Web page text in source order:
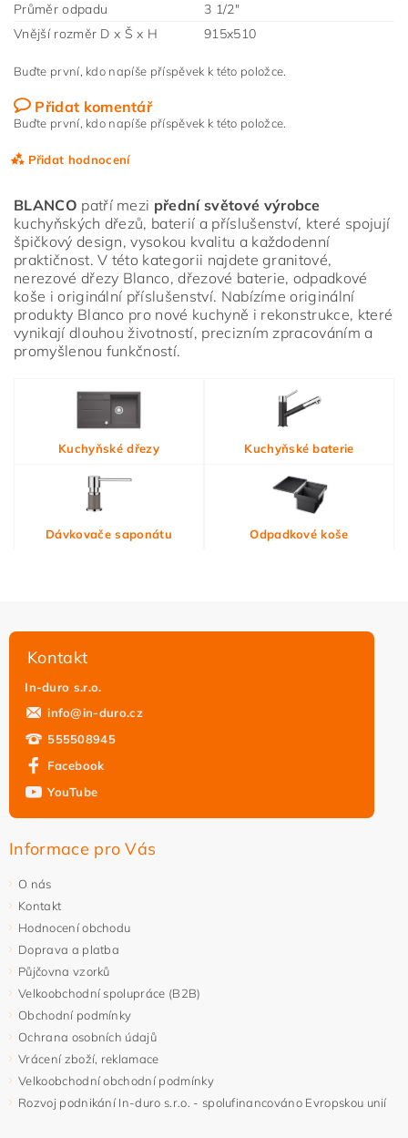
Průměr odpadu
3 1/2"
Vnější rozměr D x Š x H
915x510
Buďte první, kdo napíše příspěvek k této položce.
Přidat komentář
Buďte první, kdo napíše příspěvek k této položce.
Přidat hodnocení
Vložením hodnocení souhlasíte s
podmínkami ochrany
osobních údajů
BLANCO patří mezi přední světové výrobce
kuchyňských dřezů, baterií a příslušenství, které spojují
špičkový design, vysokou kvalitu a každodenní
praktičnost. V této kategorii najdete granitové,
nerezové dřezy Blanco, dřezové baterie, odpadkové
koše i originální příslušenství. Nabízíme originální
produkty Blanco pro nové kuchyně i rekonstrukce, které
vynikají dlouhou životností, precizním zpracováním a
promyšlenou funkčností.
Kuchyňské dřezy Kuchyňské baterie
Dávkovače saponátu Odpadkové koše
Kontakt
In-duro s.r.o.
info@in-duro.cz
555508945
Facebook
YouTube
Informace pro Vás
O nás
Kontakt
Hodnocení obchodu
Doprava a platba
Půjčovna vzorků
Velkoobchodní spolupráce (B2B)
Obchodní podmínky
Ochrana osobních údajů
Vrácení zboží, reklamace
Velkoobchodní obchodní podmínky
Rozvoj podnikání In-duro s.r.o. - spolufinancováno Evropskou unií